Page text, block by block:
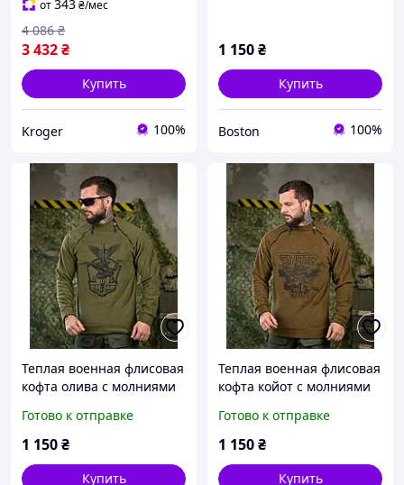
от343₴/мес
3 432₴
4 086 ₴
Купить
Kroger 100%
1 150₴
Купить
Boston 100%
Теплая военная флисовая
кофта олива с молниями
кофта флиска, армейская
флиска ДШВ олива
Готово к отправке
1 150₴
Купить
Теплая военная флисовая
кофта койот с молниями
кофта флиска, армейская
флиска "Пихота" койот
Готово к отправке
1 150₴
Купить